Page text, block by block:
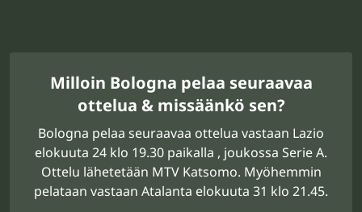
Milloin Bologna pelaa seuraavaa
ottelua & missäänkö sen?
Bologna pelaa seuraavaa ottelua vastaan Lazio
elokuuta 24 klo 19.30 paikalla , joukossa Serie A.
Ottelu lähetetään MTV Katsomo. Myöhemmin
pelataan vastaan Atalanta elokuuta 31 klo 21.45.